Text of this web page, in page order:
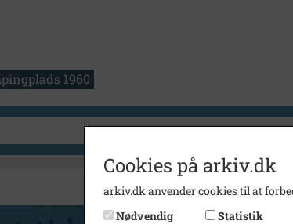
1960
Cookies på arkiv.dk
arkiv.dk anvender cookies til at
Nødvendig
Statistik